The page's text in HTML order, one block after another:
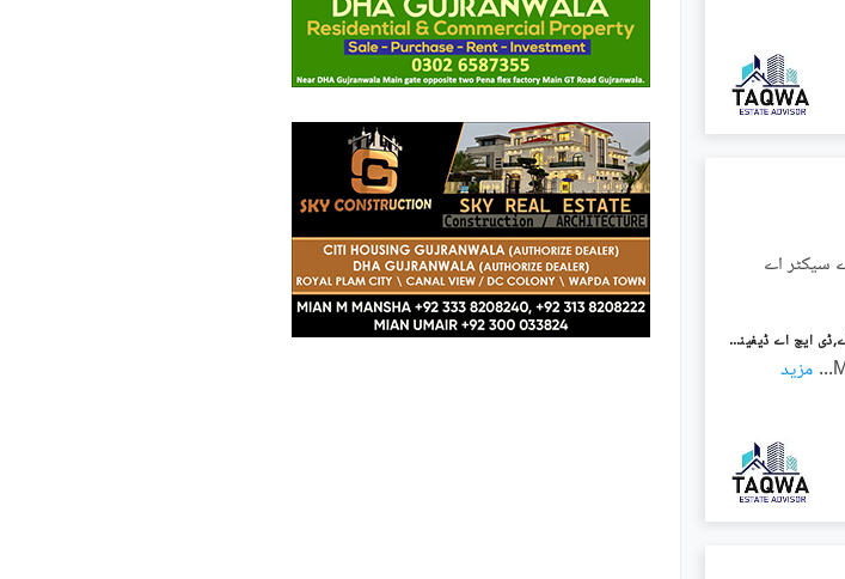
سیکٹر اے
ڈی ایچ اے سیکٹر اے - رچنا ولاز ڈی ایچ اے سیکٹر اے,ڈی ایچ اے ڈیفینس,گوجرانوالہ میں 5 کمروں کا 10 مرلہ مکان 80.0 ہزار میں کرایہ پر دستیاب ہے۔
... مزید